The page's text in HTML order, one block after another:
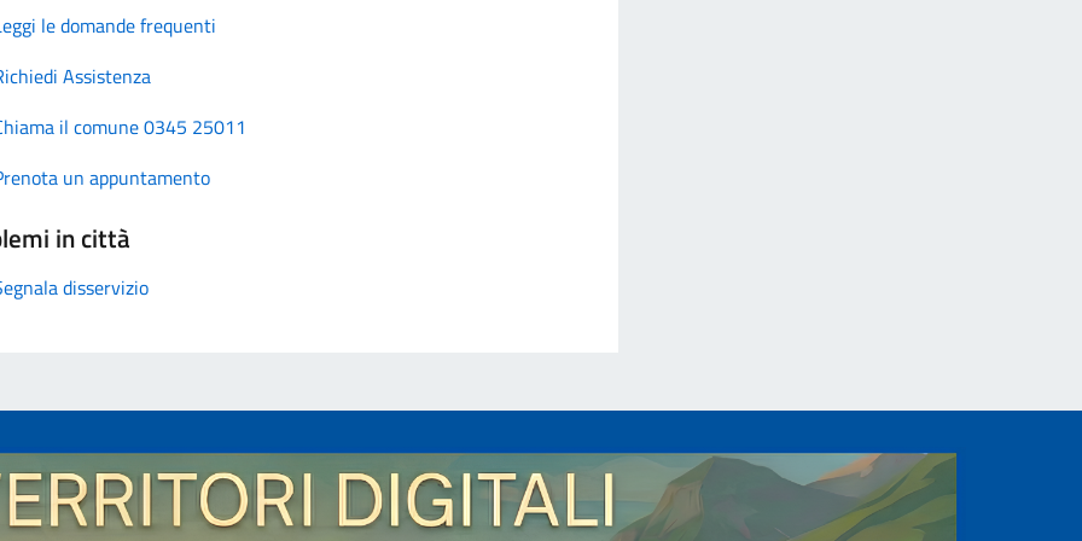
le domande frequenti
Assistenza
il comune 0345 25011
un appuntamento
in città
disservizio